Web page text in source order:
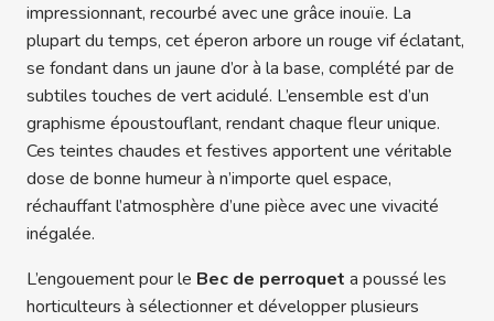
impressionnant, recourbé avec une grâce inouïe. La
plupart du temps, cet éperon arbore un rouge vif éclatant,
se fondant dans un jaune d’or à la base, complété par de
subtiles touches de vert acidulé. L’ensemble est d’un
graphisme époustouflant, rendant chaque fleur unique.
Ces teintes chaudes et festives apportent une véritable
dose de bonne humeur à n’importe quel espace,
réchauffant l’atmosphère d’une pièce avec une vivacité
inégalée.
L’engouement pour le Bec de perroquet a poussé les
horticulteurs à sélectionner et développer plusieurs